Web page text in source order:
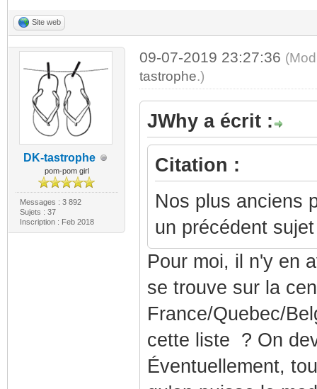
Site web
DK-tastrophe
pom-pom girl
Messages : 3 892
Sujets : 37
Inscription : Feb 2018
09-07-2019 23:27:36
tastrophe.)
JWhy a écrit :
Citation :
Nos plus anciens
un précédent
Pour moi, il n'y en
se trouve sur la
France/Quebec/
cette liste ? On
Éventuellement,